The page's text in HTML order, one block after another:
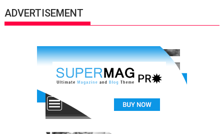
ADVERTISEMENT